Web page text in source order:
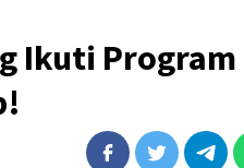
Ikuti Program